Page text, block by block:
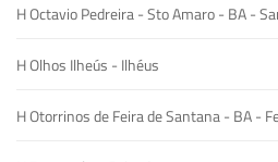
H Octavio Pedreira - Sto Amaro - BA -
H Olhos Ilheús - Ilhéus
H Otorrinos de Feira de Santana - BA -